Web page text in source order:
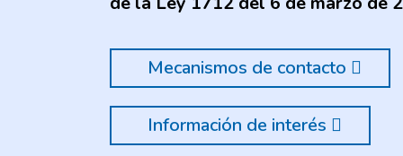
Mecanismos de contacto
Información de interés